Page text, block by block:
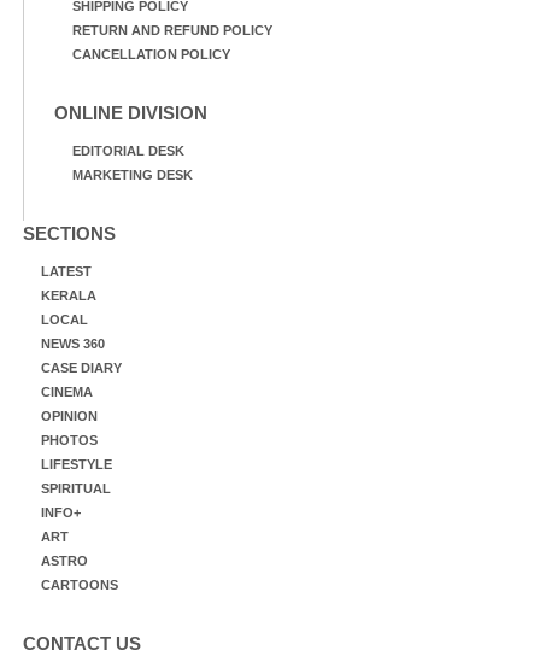
SHIPPING POLICY
RETURN AND REFUND POLICY
CANCELLATION POLICY
ONLINE DIVISION
EDITORIAL DESK
MARKETING DESK
SECTIONS
LATEST
KERALA
LOCAL
NEWS 360
CASE DIARY
CINEMA
OPINION
PHOTOS
LIFESTYLE
SPIRITUAL
INFO+
ART
ASTRO
CARTOONS
CONTACT US